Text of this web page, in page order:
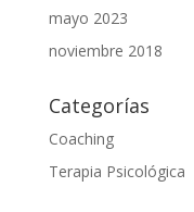
mayo 2023
noviembre 2018
Categorías
Coaching
Terapia Psicológica